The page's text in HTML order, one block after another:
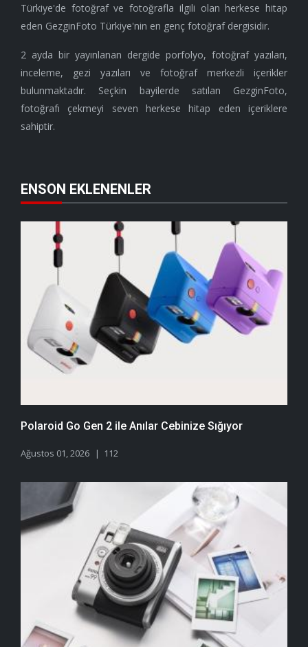
Türkiye'de fotoğraf ve fotoğrafla ilgili olan herkese hitap
eden GezginFoto Türkiye'nin en genç fotoğraf dergisidir.
2 ayda bir yayınlanan dergide porfolyo, fotoğraf yazıları,
inceleme, gezi yazıları ve fotoğraf merkezli içerikler
bulunmaktadır. Seçkin bayilerde satılan GezginFoto,
fotoğrafı çekmeyi seven herkese hitap eden içeriklere
sahiptir.
ENSON EKLENENLER
Polaroid Go Gen 2 ile Anılar Cebinize Sığıyor
Ağustos 01, 2026 112